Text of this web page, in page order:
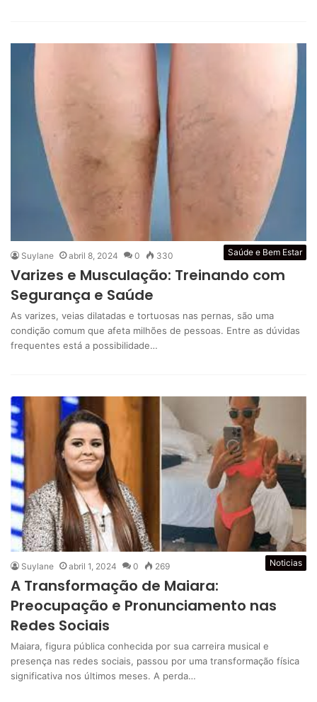
Saúde e Bem Estar
Suylane abril 8, 2024 0 330
Varizes e Musculação: Treinando com
Segurança e Saúde
As varizes, veias dilatadas e tortuosas nas pernas, são uma
condição comum que afeta milhões de pessoas. Entre as dúvidas
frequentes está a possibilidade…
Noticias
Suylane abril 1, 2024 0 269
A Transformação de Maiara:
Preocupação e Pronunciamento nas
Redes Sociais
Maiara, figura pública conhecida por sua carreira musical e
presença nas redes sociais, passou por uma transformação física
significativa nos últimos meses. A perda…